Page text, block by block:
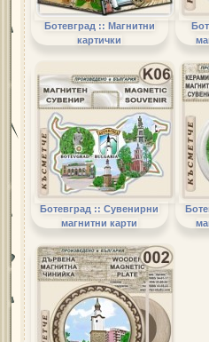
Ботевград :: Магнитни
картички
Ботевград :: Сувенирни
магнитни карти